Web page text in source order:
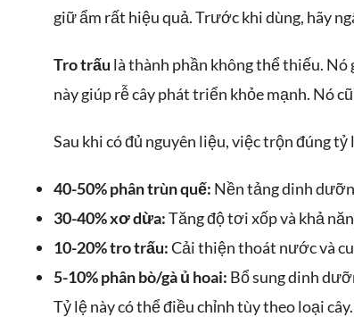
giữ ẩm rất hiệu quả. Trước khi dùng, hãy
Tro trấu là thành phần không thể thiếu.
này giúp rễ cây phát triển khỏe mạnh. Nó
Sau khi có đủ nguyên liệu, việc trộn đúng
40-50% phân trùn quế: Nền tảng dinh
30-40% xơ dừa:Tăng độ tơi xốp và khả
10-20% tro trấu:Cải thiện thoát nước và
5-10% phân bò/gà ủ hoai: Bổ sung dinh
Tỷ lệ này có thể điều chỉnh tùy theo loại